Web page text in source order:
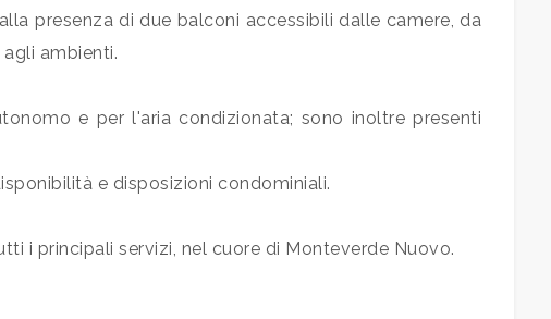
presenza di due balconi accessibili dalle camere, da
ambienti.
e per l'aria condizionata; sono inoltre presenti
e disposizioni condominiali.
i principali servizi, nel cuore di Monteverde Nuovo.